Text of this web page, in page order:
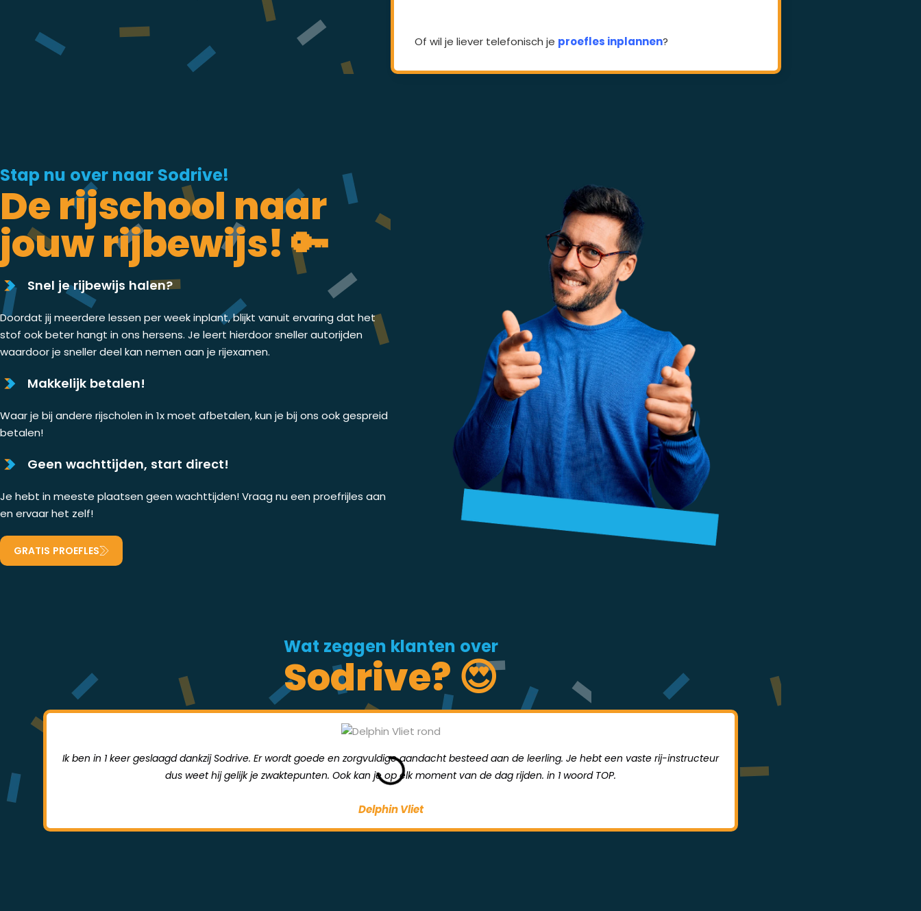
Of wil je liever telefonisch je proefles inplannen?
Stap nu over naar Sodrive!
De rijschool naar
jouw rijbewijs! 🔑
Snel je rijbewijs halen?
Doordat jij meerdere lessen per week inplant, blijkt vanuit ervaring dat het
stof ook beter hangt in ons hersens. Je leert hierdoor sneller autorijden
waardoor je sneller deel kan nemen aan je rijexamen.
Makkelijk betalen!
Waar je bij andere rijscholen in 1x moet afbetalen, kun je bij ons ook gespreid
betalen!
Geen wachttijden, start direct!
Je hebt in meeste plaatsen geen wachttijden! Vraag nu een proefrijles aan
en ervaar het zelf!
GRATIS PROEFLES
Wat zeggen klanten over
Sodrive? 😍
Ik ben in 1 keer geslaagd dankzij Sodrive. Er wordt goede en zorgvuldige aandacht besteed aan de leerling. Je hebt een vaste rij-instructeur
dus weet hij gelijk je zwaktepunten. Ook kan je op elk moment van de dag rijden. in 1 woord TOP.
Delphin Vliet